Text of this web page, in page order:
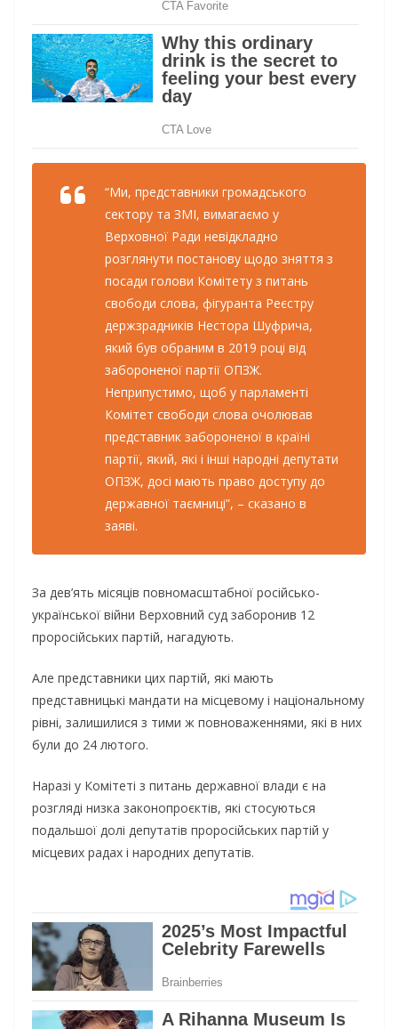
“Ми, представники громадського
сектору та ЗМІ, вимагаємо у
Верховної Ради невідкладно
розглянути постанову щодо зняття з
посади голови Комітету з питань
свободи слова, фігуранта Реєстру
держзрадників Нестора Шуфрича,
який був обраним в 2019 році від
забороненої партії ОПЗЖ.
Неприпустимо, щоб у парламенті
Комітет свободи слова очолював
представник забороненої в країні
партії, який, які і інші народні депутати
ОПЗЖ, досі мають право доступу до
державної таємниці”, – сказано в
заяві.
За дев’ять місяців повномасштабної російсько-
української війни Верховний суд заборонив 12
проросійських партій, нагадують.
Але представники цих партій, які мають
представницькі мандати на місцевому і національному
рівні, залишилися з тими ж повноваженнями, які в них
були до 24 лютого.
Наразі у Комітеті з питань державної влади є на
розгляді низка законопроєктів, які стосуються
подальшої долі депутатів проросійських партій у
місцевих радах і народних депутатів.